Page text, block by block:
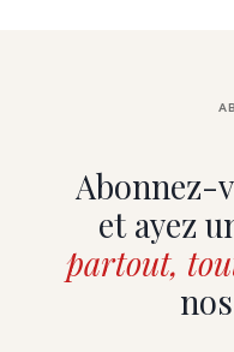
Abonnez-
et ayez
partout,